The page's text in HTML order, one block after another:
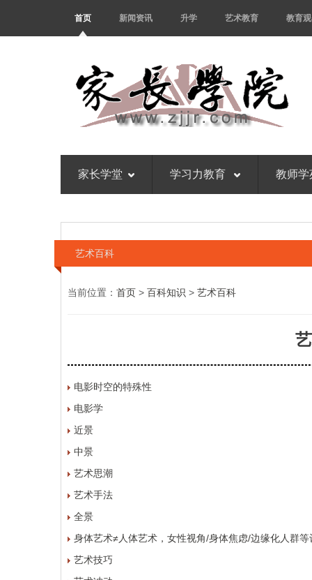
首页 新闻资讯 升学 艺术教育 教育
家长学堂 学习力教育 教师学
艺术百科
当前位置： 首页 > 百科知识 > 艺术百科
电影时空的特殊性
电影学
近景
中景
艺术思潮
艺术手法
全景
身体艺术≠人体艺术，女性视角/身体焦虑/边缘化人群等
艺术技巧